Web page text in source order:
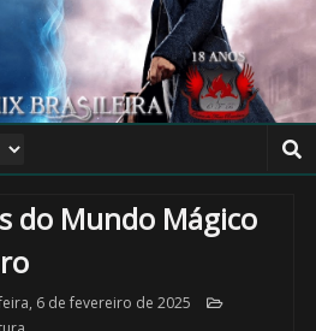
do Mundo Mágico
6 de fevereiro de 2025